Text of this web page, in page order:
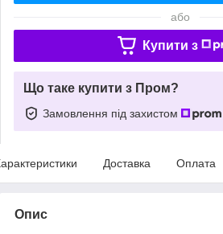
або
Купити з
Що таке купити з Пром?
Замовлення під захистом
Доставка Оплата
Опис